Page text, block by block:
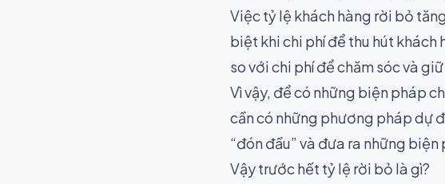
Việc tỷ lệ khách hàng rời bỏ
biệt khi chi phí để thu hút khách
so với chi phí để chăm sóc và
Vì vậy, để có những biện pháp
cần có những phương pháp dự
“đón đầu” và đưa ra những
Vậy trước hết tỷ lệ rời bỏ là gì?